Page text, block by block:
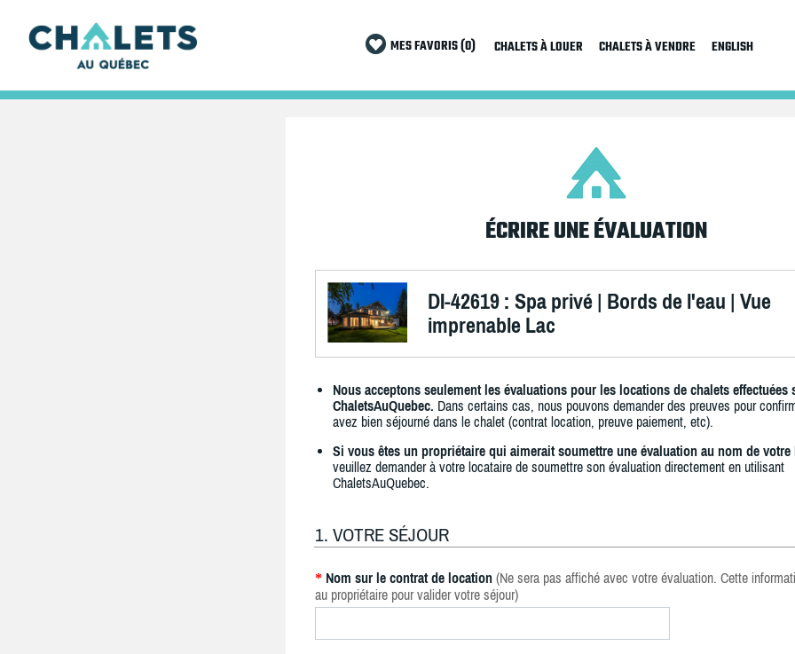
MES FAVORIS (0) CHALETS À LOUER CHALETS À VENDRE ENGLISH
ÉCRIRE UNE ÉVALUATION
DI-42619 : Spa privé | Bords de l'eau | Vue
imprenable Lac
Nous acceptons seulement les évaluations pour les locations de chalets effectuées
ChaletsAuQuebec. Dans certains cas, nous pouvons demander des preuves pour
avez bien séjourné dans le chalet (contrat location, preuve paiement, etc).
Si vous êtes un propriétaire qui aimerait soumettre une évaluation au nom de votre
veuillez demander à votre locataire de soumettre son évaluation directement en utilisant
ChaletsAuQuebec.
1. VOTRE SÉJOUR
* Nom sur le contrat de location (Ne sera pas affiché avec votre évaluation. Cette
au propriétaire pour valider votre séjour)